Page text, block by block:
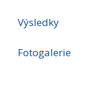
Výsledky
Fotogalerie